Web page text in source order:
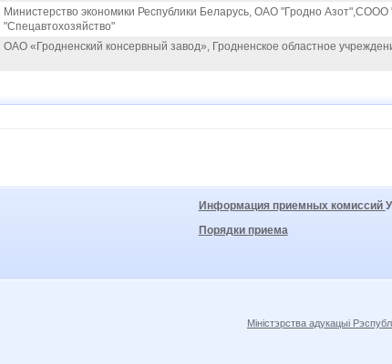
Министерство экономики Республики Беларусь, ОАО "Гродно
"Спецавтохозяйство"
ОАО «Гродненский консервный завод», Гродненское областное
Информация приемных комиссий
Порядки приема
Міністэрства адукацыі